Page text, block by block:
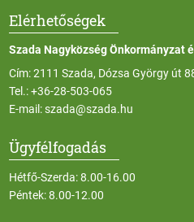
Elérhetőségek
Szada Nagyközség Önkormányzat
Cím: 2111 Szada, Dózsa György út
Tel.:+36-28-503-065
E-mail:szada@szada.hu
Ügyfélfogadás
Hétfő-Szerda: 8.00-16.00
Péntek: 8.00-12.00